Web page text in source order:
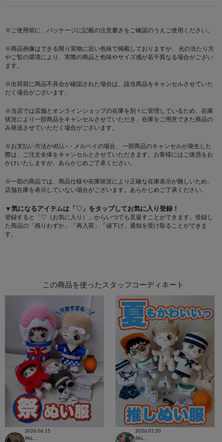
※ご使用前に、パッケージに記載の注意書きをご確認のうえご使用ください。
※商品画像はできる限り実物に近い色味で掲載しておりますが、 光の当たり方
やご覧の環境により、実際の商品と色味やサイズ感が若干異なる場合がござい
ます。
※出荷前に商品不具合が確認された場合は、該当商品をキャンセルさせていた
だく場合がございます。
※当店では店舗とオンラインショップの在庫を別々に管理しているため、在庫
状況により一部商品をキャンセルさせていただき、在庫をご用意できた商品の
み発送させていただく場合がございます。
※お支払い方法がd払い・メルペイの場合、 一部商品のキャンセルが発生した
際は、ご注文全体をキャンセルとさせていただきます。お客様にはご迷惑をお
かけいたしますが、あらかじめご了承ください。
※一部の商品では、商品仕様や在庫状況により正確な在庫表示が難しいため、
店舗在庫を表示していない場合がございます。あらかじめご了承ください。
▼気になるアイテムは「♡ 」をタップしてお気に入り登録！
登録すると「♡（お気に入り）」からいつでも見返すことができます。登録し
た商品の「残りわずか」「再入荷」「値下げ」通知を受け取ることができま
す。
この商品を使ったスタッフコーディネート
2026.06.15
2026.05.20